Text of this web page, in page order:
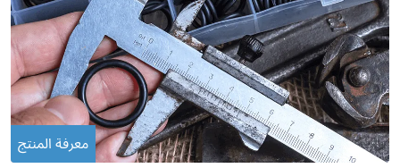
معرفة المنتج